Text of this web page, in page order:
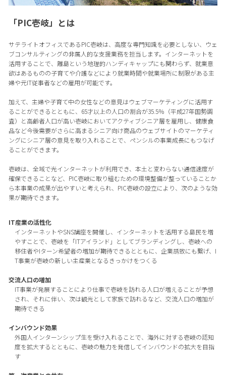
「PIC壱岐」とは
サテライトオフィスであるPIC壱岐は、高度な専門知識を必要としない、ウェ
ブコンサルティングの非属人的な支援業務を担当します。インターネットを
活用することで、離島という地理的ハンディキャップにも関わらず、就業意
欲はあるものの子育てや介護などにより就業時間や就業場所に制限がある主
婦や元IT従事者などの雇用が可能です。
加えて、主婦や子育て中の女性などの意見はウェブマーケティングに活用す
ることができるとともに、65才以上の人口の割合が35.5％（平成27年国勢調
査）と高齢者人口が高い壱岐においてアクティブシニア層を雇用し、健康食
品など今後需要がさらに高まるシニア向け商品のウェブサイトのマーケティ
ングにシニア層の意見を取り入れることで、ペンシルの事業成長にもつなげ
ることができます。
壱岐は、全域で光インターネットが利用でき、本土と変わらない通信速度が
確保できることなど、PIC壱岐に取り組むための環境整備が整っていることか
ら本事業の成果が出やすいと考えられ、PIC壱岐の設立により、次のような効
果が期待できます。
IT産業の活性化
インターネットやSNS講座を開催し、インターネットを活用する島民を増
やすことで、壱岐を「ITアイランド」としてブランディングし、壱岐への
移住者やIターン希望者の増加が期待できるとともに、企業誘致にも繋げ、I
T事業が壱岐の新しい主産業となるきっかけをつくる
交流人口の増加
IT事業が発展することにより仕事で壱岐を訪れる人口が増えることが予想
され、それに伴い、次は観光として家族で訪れるなど、交流人口の増加が
期待できる
インバウンド効果
外国人インターンシップ生を受け入れることで、海外に対する壱岐の認知
度を拡大するとともに、壱岐の魅力を発信してインバウンドの拡大を目指
す